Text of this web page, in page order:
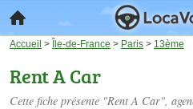
Accueil > Île-de-France > Paris > 13ème
Rent A Car
Cette fiche présente "Rent A Car",